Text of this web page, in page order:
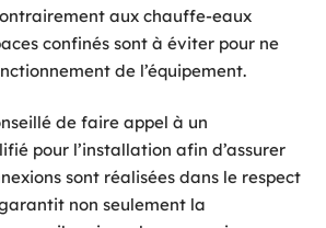
aux chauffe-eaux
confinés sont à éviter pour ne
de l’équipement.
de faire appel à un
pour l’installation afin d’assurer
sont réalisées dans le respect
non seulement la